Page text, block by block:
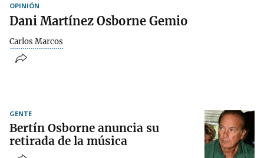
OPINIÓN
Dani Martínez Osborne Gemio
Carlos Marcos
GENTE
Bertín Osborne anuncia su
retirada de la música